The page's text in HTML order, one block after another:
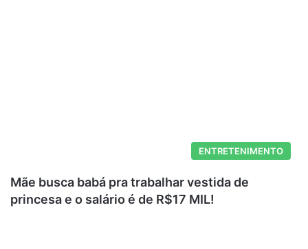
ENTRETENIMENTO
Mãe busca babá pra trabalhar vestida de
princesa e o salário é de R$17 MIL!